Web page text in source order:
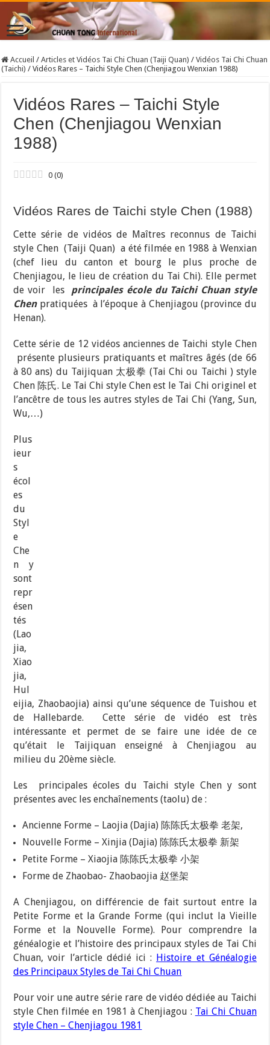
Accueil / Articles et Vidéos Tai Chi Chuan (Taiji Quan) / Vidéos Tai Chi Chuan
(Taichi) / Vidéos Rares – Taichi Style Chen (Chenjiagou Wenxian 1988)
Vidéos Rares – Taichi Style
Chen (Chenjiagou Wenxian
1988)
0 (0)
Vidéos Rares de Taichi style Chen (1988)
Cette série de vidéos de Maîtres reconnus de Taichi
style Chen (Taiji Quan) a été filmée en 1988 à Wenxian
(chef lieu du canton et bourg le plus proche de
Chenjiagou, le lieu de création du Tai Chi). Elle permet
de voir
les
principales école du Taichi Chuan style
Chenpratiquées à l’époque à Chenjiagou (province du
Henan).
Cette série de 12 vidéos anciennes de Taichi style Chen
présente plusieurs pratiquants et maîtres âgés (de 66
à 80 ans) du Taijiquan 太极拳 (Tai Chi ou Taichi ) style
Chen 陈氏. Le Tai Chi style Chen est le Tai Chi originel et
l’ancêtre de tous les autres styles de Tai Chi (Yang, Sun,
Wu,…)
Plus
ieur
s
écol
es
du
Styl
e
Che
n y
sont
repr
ésen
tés
(Lao
jia,
Xiao
jia,
Hul
eijia, Zhaobaojia) ainsi qu’une séquence de Tuishou et
de Hallebarde. Cette série de vidéo est très
intéressante et permet de se faire une idée de ce
qu’était le Taijiquan enseigné à Chenjiagou au
milieu du 20ème siècle.
Les principales écoles du Taichi style Chen y sont
présentes avec les enchaînements (taolu) de :
Ancienne Forme – Laojia (Dajia) 陈陈氏太极拳 老架,
Nouvelle Forme – Xinjia (Dajia) 陈陈氏太极拳 新架
Petite Forme – Xiaojia 陈陈氏太极拳 小架
Forme de Zhaobao- Zhaobaojia 赵堡架
A Chenjiagou, on différencie de fait surtout entre la
Petite Forme et la Grande Forme (qui inclut la Vieille
Forme et la Nouvelle Forme). Pour comprendre la
généalogie et l’histoire des principaux styles de Tai Chi
Chuan, voir l’article dédié ici : Histoire et Généalogie
des Principaux Styles de Tai Chi Chuan
Pour voir une autre série rare de vidéo dédiée au Taichi
style Chen filmée en 1981 à Chenjiagou : Tai Chi Chuan
style Chen – Chenjiagou 1981